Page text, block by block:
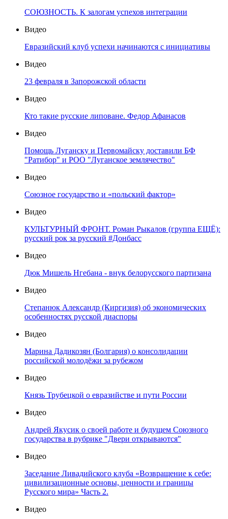
СОЮЗНОСТЬ. К залогам успехов интеграции
Видео
Евразийский клуб успехи начинаются с инициативы
Видео
23 февраля в Запорожской области
Видео
Кто такие русские липоване. Федор Афанасов
Видео
Помощь Луганску и Первомайску доставили БФ
"Ратибор" и РОО "Луганское землячество"
Видео
Союзное государство и «польский фактор»
Видео
КУЛЬТУРНЫЙ ФРОНТ. Роман Рыкалов (группа ЕЩЁ):
русский рок за русский #Донбасс
Видео
Дюк Мишель Нгебана - внук белорусского партизана
Видео
Степанюк Александр (Киргизия) об экономических
особенностях русской диаспоры
Видео
Марина Дадикозян (Болгария) о консолидации
российской молодёжи за рубежом
Видео
Князь Трубецкой о евразийстве и пути России
Видео
Андрей Якусик о своей работе и будущем Союзного
государства в рубрике "Двери открываются"
Видео
Заседание Ливадийского клуба «Возвращение к себе:
цивилизационные основы, ценности и границы
Русского мира» Часть 2.
Видео